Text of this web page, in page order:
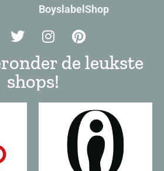
BoyslabelShop
de leukste
shops!